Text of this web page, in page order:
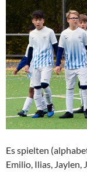
Es spielten
Emilio, Ilias, Jaylen,